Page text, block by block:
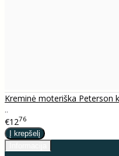
Kreminė moteriška Peterson
..
€1276